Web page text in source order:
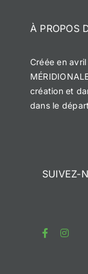
À PROPOS
Créée en
création et
dans le
SUIVEZ-